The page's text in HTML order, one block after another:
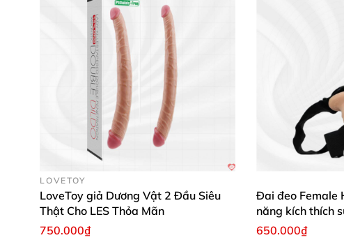
Trải nghiệm khách hàng ✨
Nguyễn Thảo Vy:“Sản phẩm thiết kế vừa vặn,
dùng cùng bạn tình.”
Trần Minh Anh:“Chất liệu mềm mại, an toàn, dễ
nhau thêm phần thăng hoa.”
Lê Hương Giang:
“Động cơ mạnh mẽ, rung cực
lòng!”
LOVETOY
LoveToy giả Dương Vật 2 Đầu Siêu
Thật Cho LES Thỏa Mãn
750.000₫
Đai đeo Female
năng kích thích
650.000₫